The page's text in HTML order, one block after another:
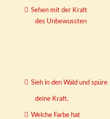
Sehen mit der Kraft
des Unbewussten
Sieh in den Wald und spüre
deine Kraft.
Welche Farbe hat